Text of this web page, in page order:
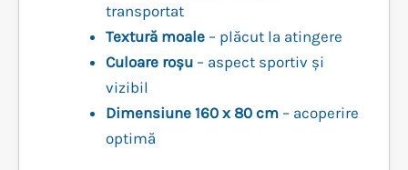
transportat
Textură moale – plăcut la atingere
Culoare roșu – aspect sportiv și
vizibil
Dimensiune 160 x 80 cm – acoperire
optimă